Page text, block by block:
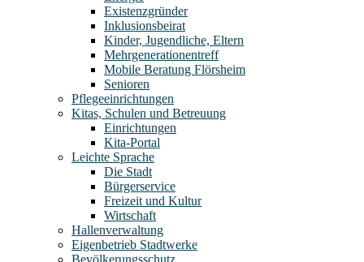
Existenzgründer
Inklusionsbeirat
Kinder, Jugendliche, Eltern
Mehrgenerationentreff
Mobile Beratung Flörsheim
Senioren
Pflegeeinrichtungen
Kitas, Schulen und Betreuung
Einrichtungen
Kita-Portal
Leichte Sprache
Die Stadt
Bürgerservice
Freizeit und Kultur
Wirtschaft
Hallenverwaltung
Eigenbetrieb Stadtwerke